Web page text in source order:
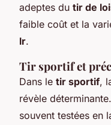
adeptes du tir de
faible coût et la
lr.
Tir sportif et
Dans le tir sportif,
révèle
souvent testées en